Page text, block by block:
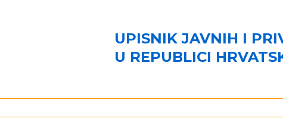
UPISNIK JAVNIH I
U REPUBLICI